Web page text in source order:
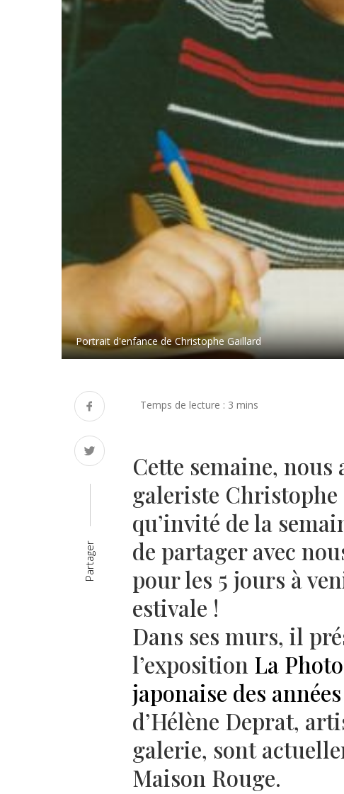
Portrait d'enfance de Christophe Gaillard
Partager
Cette semaine,
galeriste
qu’invité de la
de partager avec
pour les 5 jours à
estivale !
Dans ses murs, il
l’exposition La
japonaise des
d’Hélène Deprat,
galerie, sont
Maison Rouge.